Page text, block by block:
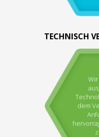
TECHNISCH
dem